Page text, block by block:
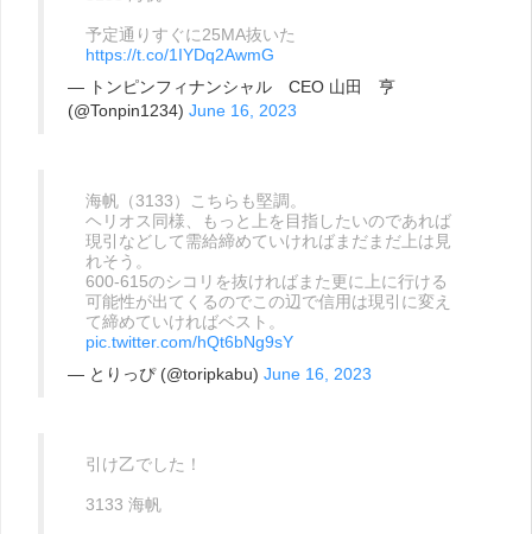
予定通りすぐに25MA抜いた
https://t.co/1IYDq2AwmG
— トンピンフィナンシャル CEO 山田 亨
(@Tonpin1234) June 16, 2023
海帆（3133）こちらも堅調。
ヘリオス同様、もっと上を目指したいのであれば
現引などして需給締めていければまだまだ上は見
れそう。
600-615のシコリを抜ければまた更に上に行ける
可能性が出てくるのでこの辺で信用は現引に変え
て締めていければベスト。
pic.twitter.com/hQt6bNg9sY
— とりっぴ (@toripkabu) June 16, 2023
引け乙でした！
3133 海帆